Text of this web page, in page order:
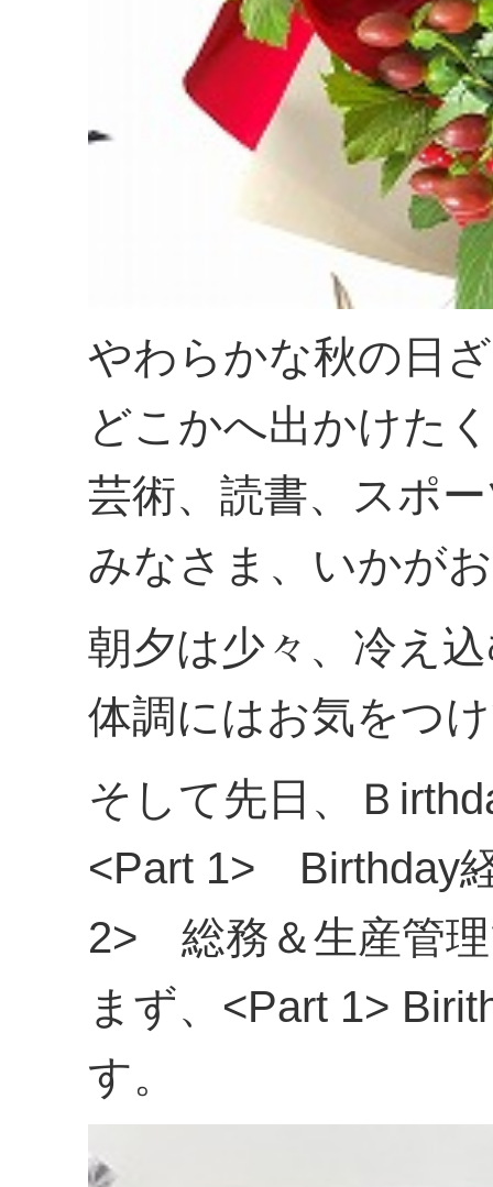
やわらかな秋の日
どこかへ出かけた
芸術、読書、スポ
みなさま、いかが
朝夕は少々、冷え
体調にはお気をつ
そして先日、Ｂ
<Part 1> Birthday
2> 総務＆生産管
まず、<Part 1>
す。